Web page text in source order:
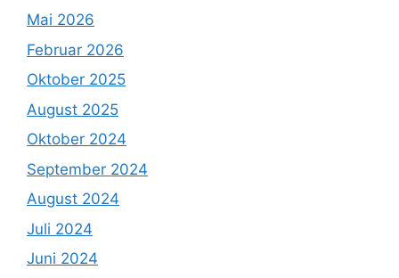
Mai 2026
Februar 2026
Oktober 2025
August 2025
Oktober 2024
September 2024
August 2024
Juli 2024
Juni 2024